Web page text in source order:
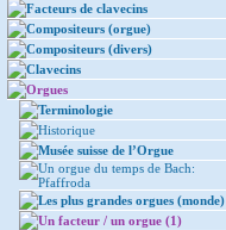
Facteurs de clavecins
Compositeurs (orgue)
Compositeurs (divers)
Clavecins
Orgues
Terminologie
Historique
Musée suisse de l’Orgue
Un orgue du temps de Bach:
Pfaffroda
Les plus grandes orgues (monde)
Un facteur / un orgue (1)